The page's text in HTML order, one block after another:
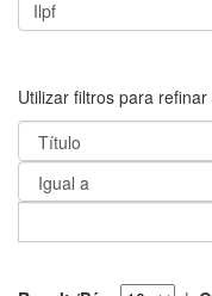
Utilizar filtros para